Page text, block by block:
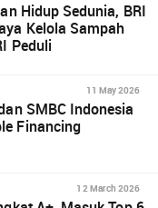
Hidup Sedunia, BRI
Kelola Sampah
Peduli
11 May 2026
SMBC Indonesia
Financing
12 March 2026